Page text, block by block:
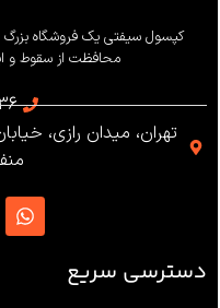
کپسول سیفتی یک فروشگاه
محافظت از سقوط و
تهران، میدان رازی،
دسترسی سریع